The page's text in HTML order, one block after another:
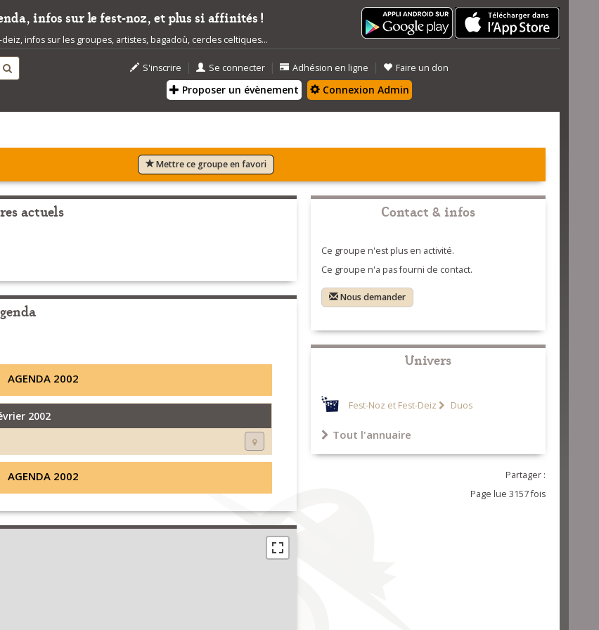
infos sur le fest-noz, et plus si affinités !
infos sur les groupes, artistes, bagadoù, cercles celtiques...
S'inscrire | Se connecter | Adhésion en ligne | Faire un don
Proposer un évènement Connexion Admin
Mettre ce groupe en favori
actuels
AGENDA 2002
2002
AGENDA 2002
Contact & infos
Ce groupe n'est plus en activité.
Ce groupe n'a pas fourni de contact.
Nous demander
Univers
Fest-Noz et Fest-Deiz Duos
Tout l'annuaire
Partager :
Page lue 3157 fois